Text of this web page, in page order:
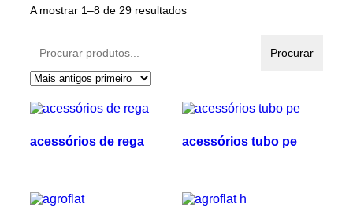
A mostrar 1–8 de 29 resultados
Procurar
produtos:
Procurar
acessórios de rega acessórios tubo pe